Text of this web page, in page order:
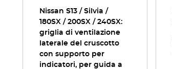
Nissan S13 / Silvia /
180SX / 200SX / 240SX:
griglia di ventilazione
laterale del cruscotto
con supporto per
indicatori, per guida a